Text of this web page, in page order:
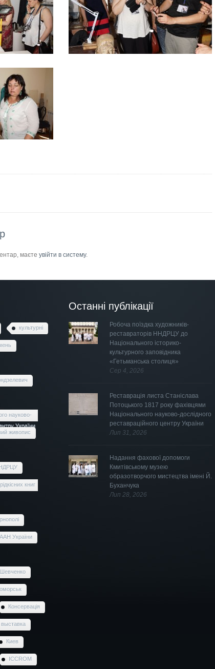
маєте увійти в систему.
культурні
науково-
України
живопис
книг
України
Консервація
выставка
Киев
ICCROM
Останні публікації
Робоча поїздка художників-
реставраторів ННДРЦУ до
Національного історико-
культурного заповідника
«Гетьманська столиця»
Сер 4, 2026
Реставрація листа Станіслава
Потоцького 1817 року фахівцями
Національного науково-дослідного
реставраційного центру України
Лип 31, 2026
Надання фахової допомоги
Кмитівському музею
образотворчого мистецтва імені Й.
Буханчука
Лип 28, 2026